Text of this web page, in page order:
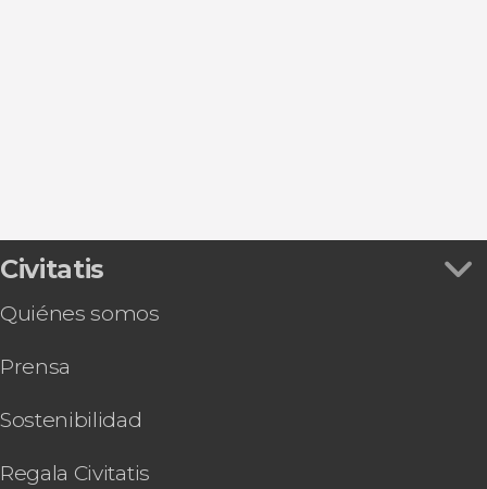
Civitatis
Quiénes somos
Prensa
Sostenibilidad
Regala Civitatis